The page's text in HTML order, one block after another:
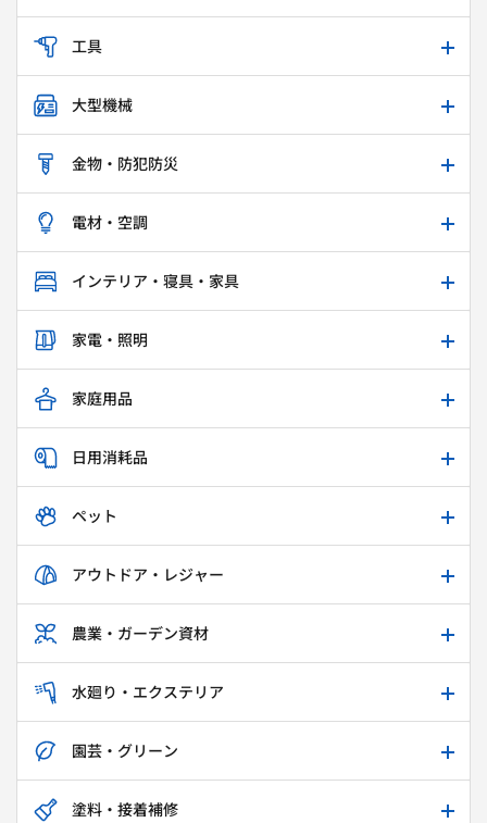
工具
大型機械
金物・防犯防災
電材・空調
インテリア・寝具・家具
家電・照明
家庭用品
日用消耗品
ペット
アウトドア・レジャー
農業・ガーデン資材
水廻り・エクステリア
園芸・グリーン
塗料・接着補修